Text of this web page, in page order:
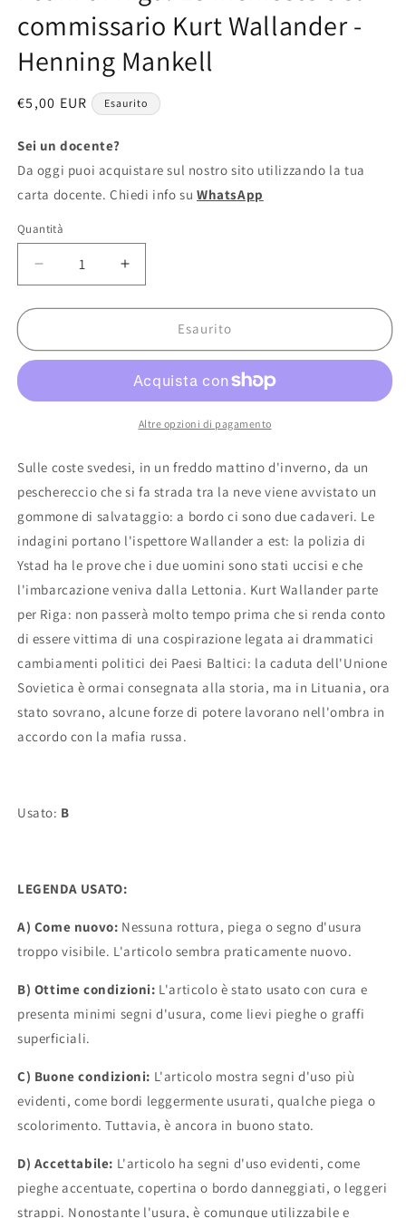
modale
commissario Kurt Wallander -
Henning Mankell
Prezzo
listino
€5,00 EUR Esaurito
Sei un docente?
Da oggi puoi acquistare sul nostro sito utilizzando la tua
carta docente. Chiedi info suWhatsApp
Quantità
Diminuisci
quantità
per
cani
Le
commissario
Wallander
-
Henning
Mankell
Aumenta
quantità
per
cani
Riga.
Le
inchieste
commissario
Kurt
Wallander
-
Henning
Mankell
Esaurito
Altre opzioni di pagamento
Sulle coste svedesi, in un freddo mattino d'inverno, da un
peschereccio che si fa strada tra la neve viene avvistato un
gommone di salvataggio: a bordo ci sono due cadaveri. Le
indagini portano l'ispettore Wallander a est: la polizia di
Ystad ha le prove che i due uomini sono stati uccisi e che
l'imbarcazione veniva dalla Lettonia. Kurt Wallander parte
per Riga: non passerà molto tempo prima che si renda conto
di essere vittima di una cospirazione legata ai drammatici
cambiamenti politici dei Paesi Baltici: la caduta dell'Unione
Sovietica è ormai consegnata alla storia, ma in Lituania, ora
stato sovrano, alcune forze di potere lavorano nell'ombra in
accordo con la mafia russa.
Usato: B
LEGENDA USATO:
A) Come nuovo: Nessuna rottura, piega o segno d'usura
troppo visibile. L'articolo sembra praticamente nuovo.
B) Ottime condizioni: L'articolo è stato usato con cura e
presenta minimi segni d'usura, come lievi pieghe o graffi
superficiali.
C) Buone condizioni: L'articolo mostra segni d'uso più
evidenti, come bordi leggermente usurati, qualche piega o
scolorimento. Tuttavia, è ancora in buono stato.
D) Accettabile: L'articolo ha segni d'uso evidenti, come
pieghe accentuate, copertina o bordo danneggiati, o leggeri
strappi. Nonostante l'usura, è comunque utilizzabile e